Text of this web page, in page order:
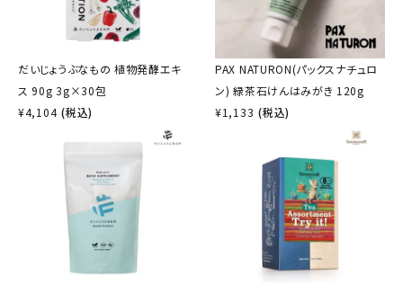
だいじょうぶなもの 植物発酵エキ
ス 90g 3g×30包
¥4,104 (税込)
PAX NATURON(パックスナチュロ
ン) 緑茶石けんはみがき 120g
¥1,133 (税込)